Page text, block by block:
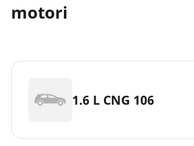
motori
1.6 L CNG 106